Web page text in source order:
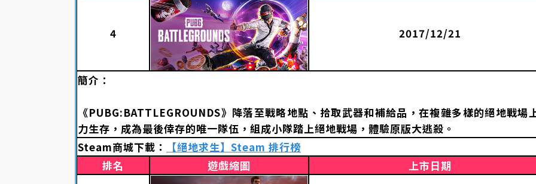
4 2017/12/21
簡介：
《PUBG:BATTLEGROUNDS》降落至戰略地點、拾取武器和補給品，在複雜多樣的絕地戰場
力生存，成為最後倖存的唯一隊伍，組成小隊踏上絕地戰場，體驗原版大逃殺。
Steam商城下載：
【絕地求生】Steam 排行榜
排名
遊戲縮圖 上市日期